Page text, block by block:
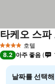
4 성급 호텔
타케오 스파
8.2 아주 좋음
날짜를 선택